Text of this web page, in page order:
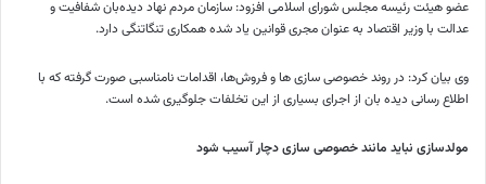
عضو هیئت رئیسه مجلس شورای اسلامی افزود: سازمان مردم نهاد دیده‌بان شفافیت و
عدالت با وزیر اقتصاد به عنوان مجری قوانین یاد شده همکاری تنگاتنگی دارد.
وی بیان کرد: در روند خصوصی سازی ها و فروش‌ها، اقدامات نامناسبی صورت گرفته که با
اطلاع رسانی دیده بان از اجرای بسیاری از این تخلفات جلوگیری شده است.
مولدسازی نباید مانند خصوصی سازی دچار آسیب شود